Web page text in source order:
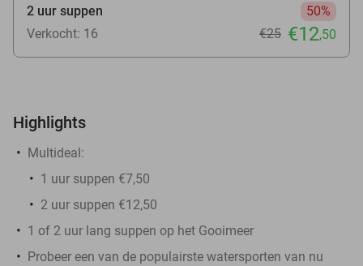
2 uur suppen
50%
Verkocht: 16
€25 €12,50
Highlights
Multideal:
1 uur suppen €7,50
2 uur suppen €12,50
1 of 2 uur lang suppen op het Gooimeer
Probeer een van de populairste watersporten van nu